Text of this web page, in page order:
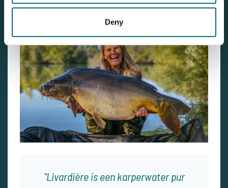
Deny
Livardière is een karperwater pur